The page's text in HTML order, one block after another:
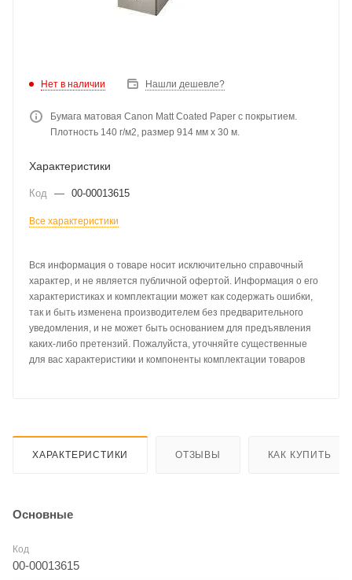
Нет в наличии Нашли дешевле?
Бумага матовая Canon Matt Coated Paper с покрытием.
Плотность 140 г/м2, размер 914 мм х 30 м.
Характеристики
Код — 00-00013615
Все характеристики
Вся информация о товаре носит исключительно справочный
характер, и не является публичной офертой. Информация о его
характеристиках и комплектации может как содержать ошибки,
так и быть изменена производителем без предварительного
уведомления, и не может быть основанием для предъявления
каких-либо претензий. Пожалуйста, уточняйте существенные
для вас характеристики и компоненты комплектации товаров
ХАРАКТЕРИСТИКИ ОТЗЫВЫ КАК КУПИТЬ
Основные
Код
00-00013615